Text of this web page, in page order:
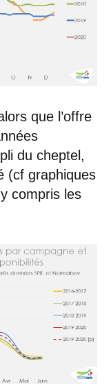
que l’offre
du cheptel,
(cf graphiques
compris les